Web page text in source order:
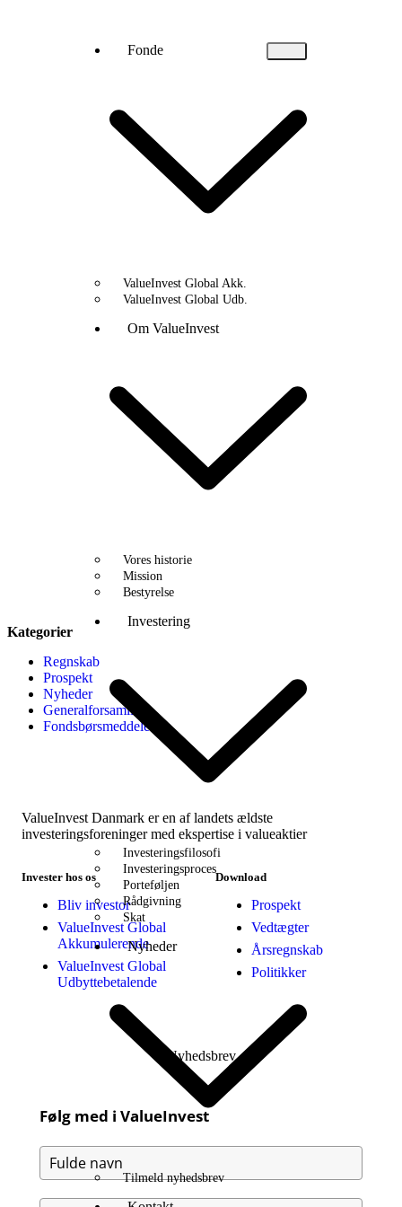
Fonde
ValueInvest Global Akk.
ValueInvest Global Udb.
Om ValueInvest
Vores historie
Mission
Bestyrelse
Investering
Investeringsfilosofi
Investeringsproces
Porteføljen
Rådgivning
Skat
Nyheder
Tilmeld nyhedsbrev
Kategorier
Regnskab
Prospekt
Nyheder
Generalforsamling
Fondsbørsmeddelelser
ValueInvest Danmark er en af landets ældste
investeringsforeninger med ekspertise i valueaktier
Invester hos os
Bliv investor
ValueInvest Global
Akkumulerende
ValueInvest Global
Udbyttebetalende
Download
Prospekt
Vedtægter
Årsregnskab
Politikker
Nyhedsbrev
Følg med i ValueInvest